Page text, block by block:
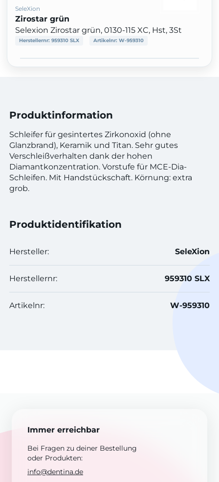
SeleXion
Zirostar grün
Selexion Zirostar grün, 0130-115 XC, Hst, 3St
Herstellernr: 959310 SLX Artikelnr: W-959310
Produktinformation
Schleifer für gesintertes Zirkonoxid (ohne
Glanzbrand), Keramik und Titan. Sehr gutes
Verschleißverhalten dank der hohen
Diamantkonzentration. Vorstufe für MCE-Dia-
Schleifen. Mit Handstückschaft. Körnung: extra
grob.
Produktidentifikation
Hersteller: SeleXion
Herstellernr: 959310 SLX
Artikelnr: W-959310
Immer erreichbar
Bei Fragen zu deiner Bestellung
oder Produkten:
info@dentina.de